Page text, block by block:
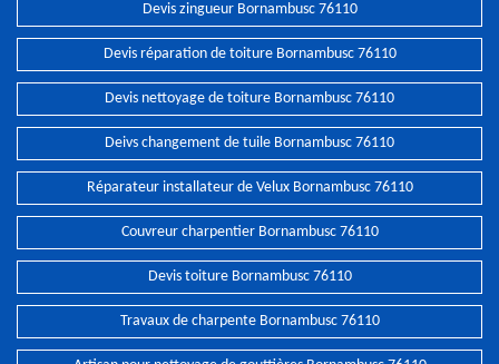
Devis zingueur Bornambusc 76110
Devis réparation de toiture Bornambusc 76110
Devis nettoyage de toiture Bornambusc 76110
Deivs changement de tuile Bornambusc 76110
Réparateur installateur de Velux Bornambusc 76110
Couvreur charpentier Bornambusc 76110
Devis toiture Bornambusc 76110
Travaux de charpente Bornambusc 76110